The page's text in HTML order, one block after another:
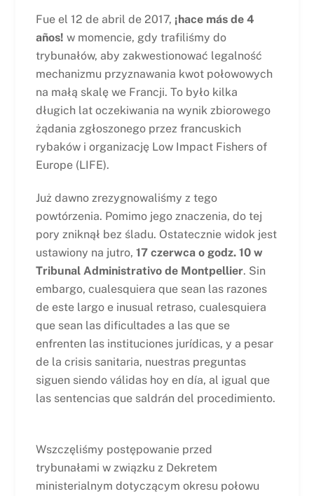
Fue el 12 de abril de 2017, ¡hace más de 4
años! w momencie, gdy trafiliśmy do
trybunałów, aby zakwestionować legalność
mechanizmu przyznawania kwot połowowych
na małą skalę we Francji. To było kilka
długich lat oczekiwania na wynik zbiorowego
żądania zgłoszonego przez francuskich
rybaków i organizację Low Impact Fishers of
Europe (LIFE).
Już dawno zrezygnowaliśmy z tego
powtórzenia. Pomimo jego znaczenia, do tej
pory zniknął bez śladu. Ostatecznie widok jest
ustawiony na jutro, 17 czerwca o godz. 10 w
Tribunal Administrativo de Montpellier. Sin
embargo, cualesquiera que sean las razones
de este largo e inusual retraso, cualesquiera
que sean las dificultades a las que se
enfrenten las instituciones jurídicas, y a pesar
de la crisis sanitaria, nuestras preguntas
siguen siendo válidas hoy en día, al igual que
las sentencias que saldrán del procedimiento.
Wszczęliśmy postępowanie przed
trybunałami w związku z Dekretem
ministerialnym dotyczącym okresu połowu